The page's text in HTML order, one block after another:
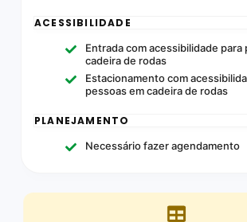
ACESSIBILIDADE
Entrada com acessibilidade para
cadeira de rodas
Estacionamento com
pessoas em cadeira de rodas
PLANEJAMENTO
Necessário fazer agendamento